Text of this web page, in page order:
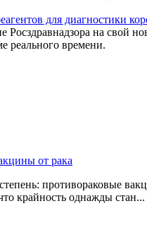
для диагностики
Росздравнадзора на
реального времени.
от рака
противораковые
крайность однажды стан...